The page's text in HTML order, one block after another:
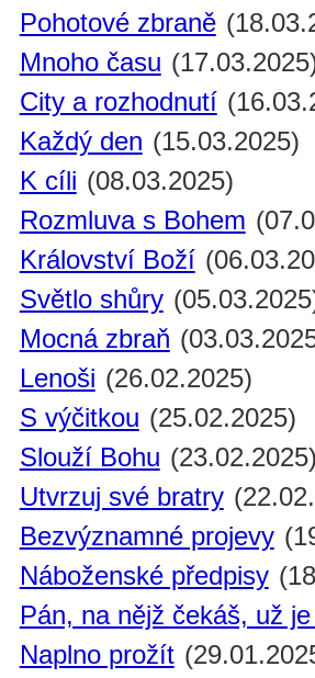
Pohotové zbraně
Mnoho času
City a rozhodnutí
Každý den (15.03.2025)
K cíli (08.03.2025)
Rozmluva s Bohem
Království Boží
Světlo shůry
Mocná zbraň
Lenoši (26.02.2025)
S výčitkou (25.02.2025)
Slouží Bohu (23.02.2025)
Utvrzuj své bratry
Bezvýznamné projevy
Náboženské předpisy
Pán, na nějž čekáš, už
Naplno prožít